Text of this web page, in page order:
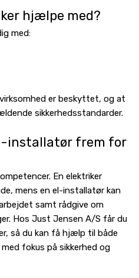
hjælpe med?
med:
er beskyttet, og at
sikkerhedsstandarder.​
installatør frem for
En elektriker
mens en el-installatør kan
samt rådgive om
Hos Just Jensen A/S får du
så du kan få hjælp til både
fokus på sikkerhed og